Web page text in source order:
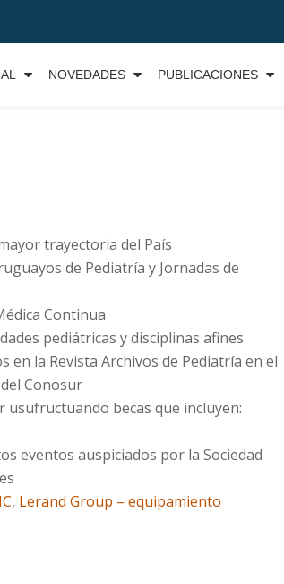
NOVEDADES PUBLICACIONES
trayectoria del País
de Pediatría y Jornadas de
Continua
pediátricas y disciplinas afines
la Revista Archivos de Pediatría en el
Conosur
usufructuando becas que incluyen:
eventos auspiciados por la Sociedad
, Lerand Group – equipamiento